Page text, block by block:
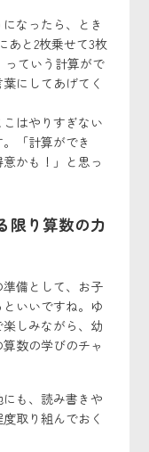
なったら、とき
あと2枚乗せて3枚
ていう計算がで
にしてあげてく
はやりすぎない
「計算ができ
かも！」と思っ
限り算数の力
備として、お子
いいですね。ゆ
しみながら、幼
数の学びのチャ
も、読み書きや
取り組んでおく